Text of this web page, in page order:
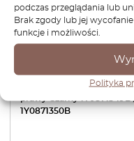
podczas przeglądania lub
Brak zgody lub jej
funkcje i możliwości.
Polityka
VW New Beetle Holder
Cabrio Zestaw naprawczy
Klapa Miękki dach Lewy
1Y0871350B